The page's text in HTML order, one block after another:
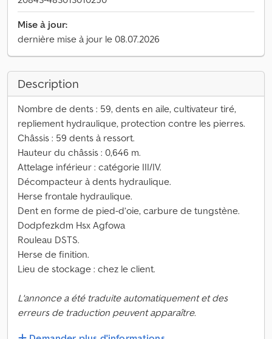
Mise à jour:
dernière mise à jour le 08.07.2026
Description
Nombre de dents : 59, dents en aile, cultivateur tiré,
repliement hydraulique, protection contre les pierres.
Châssis : 59 dents à ressort.
Hauteur du châssis : 0,646 m.
Attelage inférieur : catégorie III/IV.
Décompacteur à dents hydraulique.
Herse frontale hydraulique.
Dent en forme de pied-d’oie, carbure de tungstène.
Dodpfezkdm Hsx Agfowa
Rouleau DSTS.
Herse de finition.
Lieu de stockage : chez le client.
L'annonce a été traduite automatiquement et des
erreurs de traduction peuvent apparaître.